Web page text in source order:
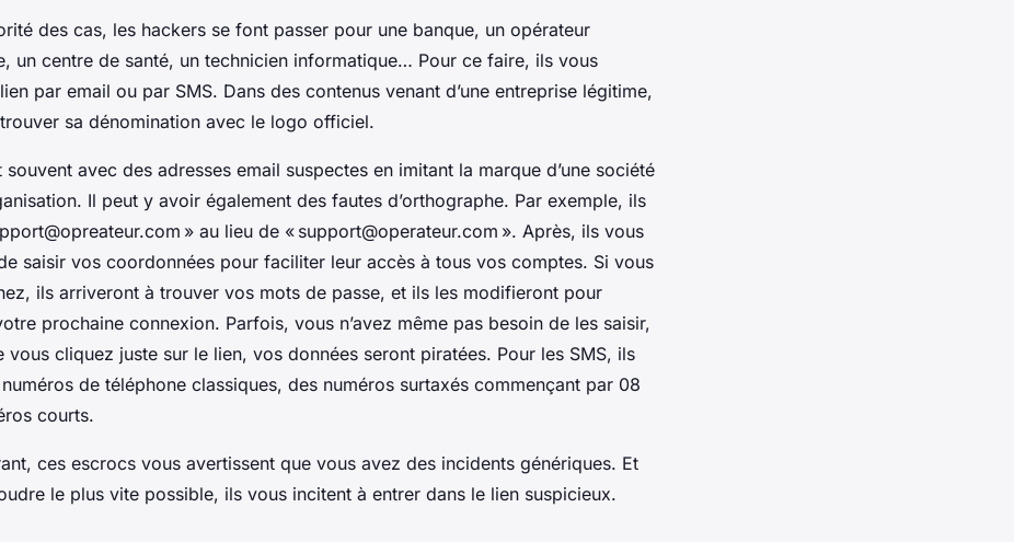
des cas, les hackers se font passer pour une banque, un opérateur
un centre de santé, un technicien informatique… Pour ce faire, ils vous
par email ou par SMS. Dans des contenus venant d’une entreprise légitime,
sa dénomination avec le logo officiel.
souvent avec des adresses email suspectes en imitant la marque d’une société
Il peut y avoir également des fautes d’orthographe. Par exemple, ils
» au lieu de « support@operateur.com ». Après, ils vous
saisir vos coordonnées pour faciliter leur accès à tous vos comptes. Si vous
ils arriveront à trouver vos mots de passe, et ils les modifieront pour
prochaine connexion. Parfois, vous n’avez même pas besoin de les saisir,
vous cliquez juste sur le lien, vos données seront piratées. Pour les SMS, ils
de téléphone classiques, des numéros surtaxés commençant par 08
courts.
ces escrocs vous avertissent que vous avez des incidents génériques. Et
le plus vite possible, ils vous incitent à entrer dans le lien suspicieux.